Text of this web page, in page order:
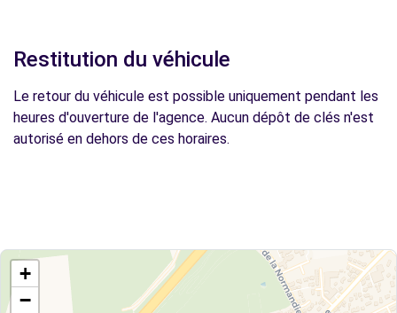
Restitution du véhicule
Le retour du véhicule est possible uniquement pendant les
heures d'ouverture de l'agence. Aucun dépôt de clés n'est
autorisé en dehors de ces horaires.
+
−